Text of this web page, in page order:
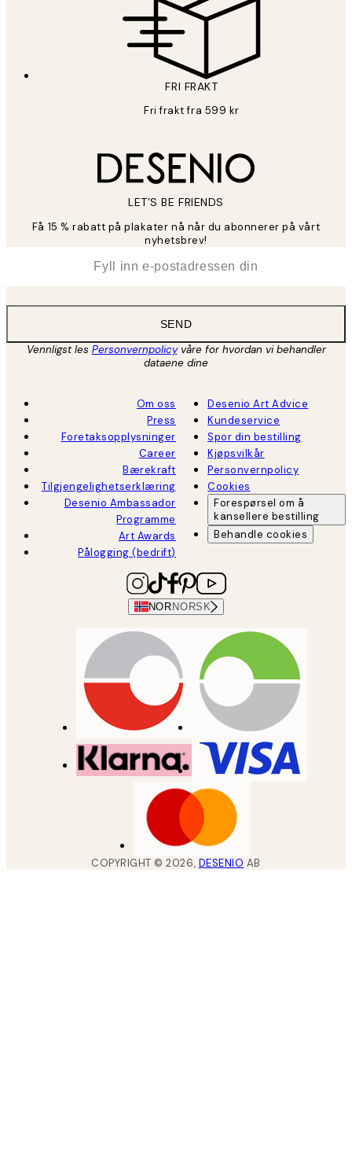
FRI FRAKT
Fri frakt fra 599 kr
LET’S BE FRIENDS
Få 15 % rabatt på plakater nå når du abonnerer på vårt
nyhetsbrev!
SEND
Vennligst les Personvernpolicyvåre for hvordan vi behandler
dataene dine
Om oss
Press
Foretaksopplysninger
Career
Bærekraft
Tilgjengelighetserklæring
Desenio Ambassador
Programme
Art Awards
Pålogging (bedrift)
Desenio Art Advice
Kundeservice
Spor din bestilling
Kjøpsvilkår
Personvernpolicy
Cookies
Forespørsel om å
kansellere bestilling
Behandle cookies
NOR NORSK
COPYRIGHT ©2026, DESENIO AB